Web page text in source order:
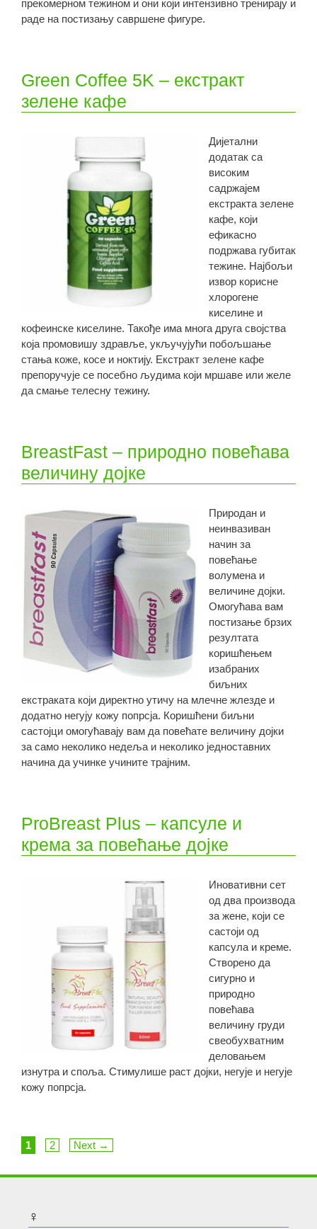
прекомерном тежином и они који интензивно тренирају и
раде на постизању савршене фигуре.
Green Coffee 5K – екстракт
зелене кафе
Дијетални
додатак са
високим
садржајем
екстракта зелене
кафе, који
ефикасно
подржава губитак
тежине. Најбољи
извор корисне
хлорогене
киселине и
кофеинске киселине. Такође има многа друга својства
која промовишу здравље, укључујући побољшање
стања коже, косе и ноктију. Екстракт зелене кафе
препоручује се посебно људима који мршаве или желе
да смање телесну тежину.
BreastFast – природно повећава
величину дојке
Природан и
неинвазиван
начин за
повећање
волумена и
величине дојки.
Омогућава вам
постизање брзих
резултата
коришћењем
изабраних
биљних
екстраката који директно утичу на млечне жлезде и
додатно негују кожу попрсја. Коришћени биљни
састојци омогућавају вам да повећате величину дојки
за само неколико недеља и неколико једноставних
начина да учинке учините трајним.
ProBreast Plus – капсуле и
крема за повећање дојке
Иновативни сет
од два производа
за жене, који се
састоји од
капсула и креме.
Створено да
сигурно и
природно
повећава
величину груди
свеобухватним
деловањем
изнутра и споља. Стимулише раст дојки, негује и негује
кожу попрсја.
Page
1 Page
2 Next →
♀